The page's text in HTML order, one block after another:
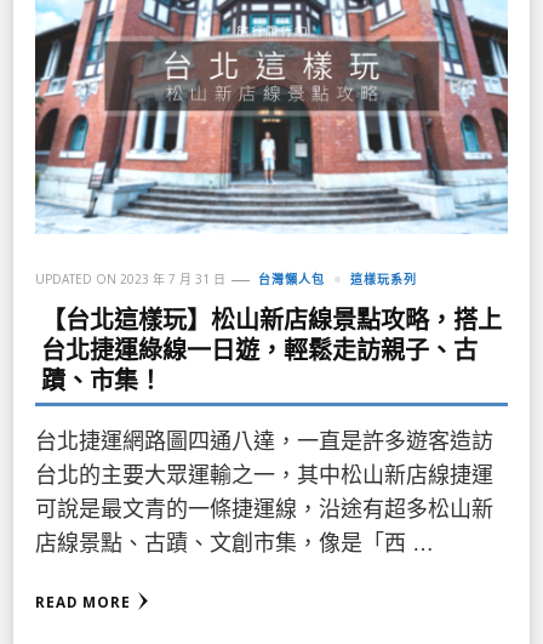
UPDATED ON 2023 年 7 月 31 日 台灣懶人包 這樣玩系列
【台北這樣玩】松山新店線景點攻略，搭上
台北捷運綠線一日遊，輕鬆走訪親子、古
蹟、市集！
台北捷運網路圖四通八達，一直是許多遊客造訪
台北的主要大眾運輸之一，其中松山新店線捷運
可說是最文青的一條捷運線，沿途有超多松山新
店線景點、古蹟、文創市集，像是「西 …
READ MORE